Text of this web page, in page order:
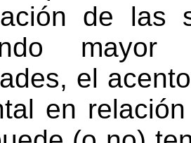
de las
el
en